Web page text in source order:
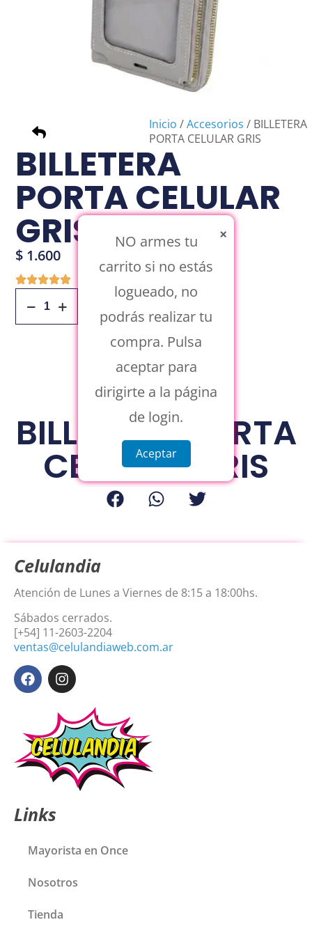
Inicio /Accesorios / BILLETERA
PORTA CELULAR GRIS
BILLETERA
PORTA CELULAR
GRIS
$ 1.600
Añadir Al Carrito
BILLETERA PORTA
CELULAR GRIS
Celulandia
Atención de Lunes a Viernes de 8:15 a 18:00hs.
Sábados cerrados.
[+54] 11-2603-2204
ventas@celulandiaweb.com.ar
Links
Mayorista en Once
Nosotros
Tienda
×
NO armes tu
carrito si no estás
logueado, no
podrás realizar tu
compra. Pulsa
aceptar para
dirigirte a la página
de login.
Aceptar